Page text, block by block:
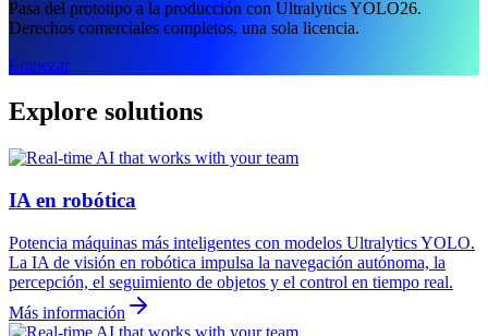
Pasa del prototipo a la producción con Ultralytics YOLO26.
Derechos comerciales completos, una sola licencia.
Empezar
Explore solutions
IA en robótica
Potencia máquinas más inteligentes con modelos Ultralytics YOLO.
La IA de visión en robótica impulsa la navegación autónoma, la
percepción, el seguimiento de objetos y el control en tiempo real.
Más información